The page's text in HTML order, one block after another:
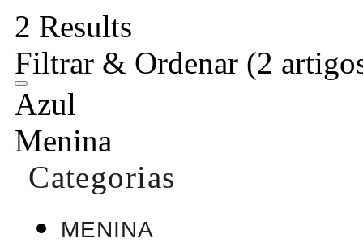
2 Results
Filtrar & Ordenar (2
Azul
Menina
Categorias
MENINA